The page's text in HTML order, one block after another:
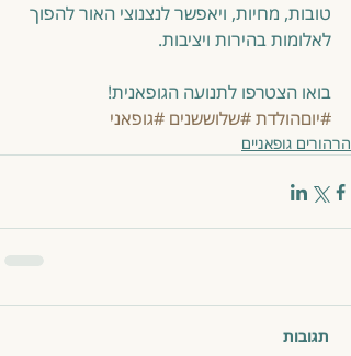
טובות, מחיות, ויאפשר לנצנוצי האור להפוך
לאלומות בהירות ויציבות.
בואו הצטרפו לתנועה הגופאנית!
#יוםהולדת#שלוששנים #גופאני
הרהורים גופאניים
תגובות